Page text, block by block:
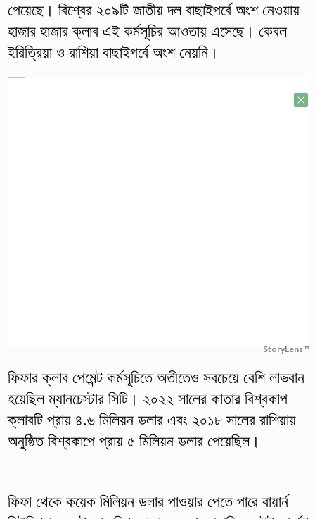
পেয়েছে। বিশ্বের ২০৯টি জাতীয় দল বাছাইপর্বে অংশ নেওয়ায়
হাজার হাজার ক্লাব এই কর্মসূচির আওতায় এসেছে। কেবল
ইরিত্রিয়া ও রাশিয়া বাছাইপর্বে অংশ নেয়নি।
StoryLens™
ফিফার ক্লাব পেমেন্ট কর্মসূচিতে অতীতেও সবচেয়ে বেশি লাভবান
হয়েছিল ম্যানচেস্টার সিটি। ২০২২ সালের কাতার বিশ্বকাপ
ক্লাবটি প্রায় ৪.৬ মিলিয়ন ডলার এবং ২০১৮ সালের রাশিয়ায়
অনুষ্ঠিত বিশ্বকাপে প্রায় ৫ মিলিয়ন ডলার পেয়েছিল।
ফিফা থেকে কয়েক মিলিয়ন ডলার পাওয়ার পেতে পারে বায়ার্ন